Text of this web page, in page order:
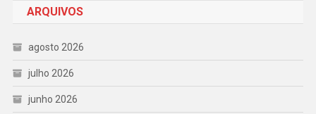
ARQUIVOS
agosto 2026
julho 2026
junho 2026